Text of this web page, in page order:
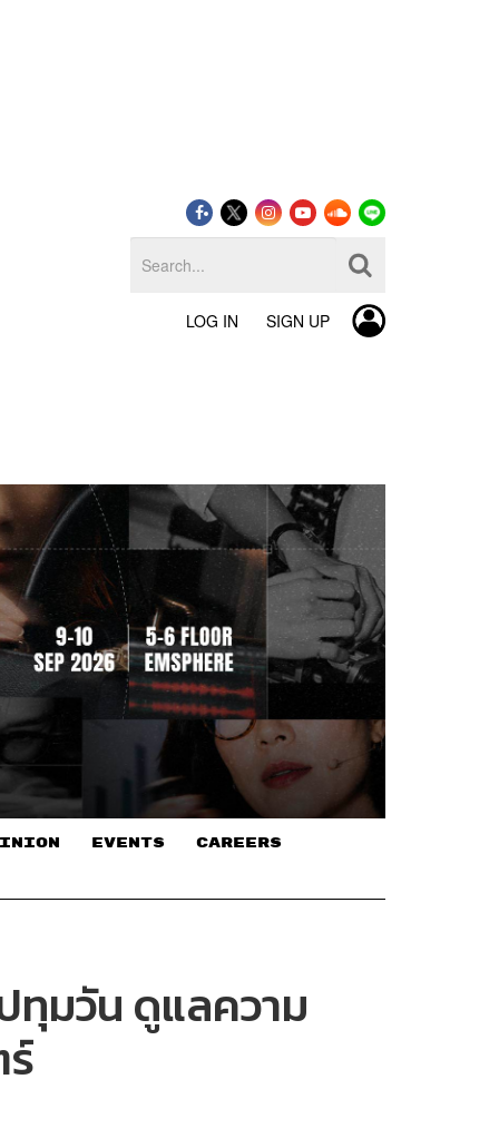
LOG IN SIGN UP
EVENTS CAREERS
ทุมวัน ดูแลความ